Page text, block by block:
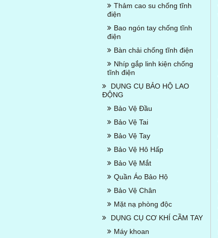
Thảm cao su chống tĩnh
điện
Bao ngón tay chống tĩnh
điện
Bàn chải chống tĩnh điện
Nhíp gắp linh kiện chống
tĩnh điện
DỤNG CỤ BẢO HỘ LAO
ĐỘNG
Bảo Vệ Đầu
Bảo Vệ Tai
Bảo Vệ Tay
Bảo Vệ Hô Hấp
Bảo Vệ Mắt
Quần Áo Bảo Hộ
Bảo Vệ Chân
Mặt nạ phòng độc
DỤNG CỤ CƠ KHÍ CẦM TAY
Máy khoan